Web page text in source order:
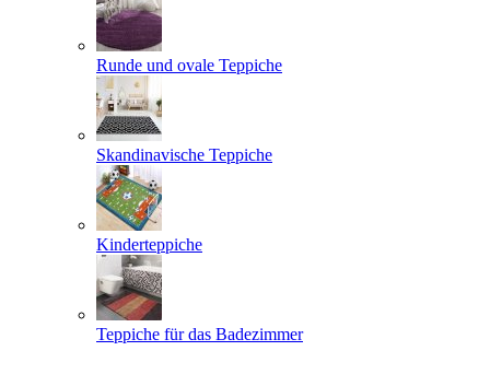
Runde und ovale Teppiche
Skandinavische Teppiche
Kinderteppiche
Teppiche für das Badezimmer